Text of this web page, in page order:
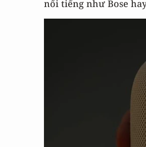
nổi tiếng như Bose